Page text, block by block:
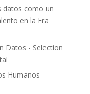
datos como un
en la Era
Datos - Selection
Humanos